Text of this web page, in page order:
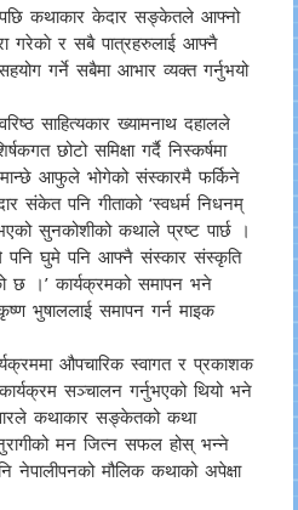
कथाकार केदार सङ्केतले आफ्नो
गरेकाे र सबै पात्रहरुलाई आफ्नै
गर्ने सबैमा आभार व्यक्त गर्नुभयो
साहित्यकार ख्यामनाथ दहालले
छोटो समिक्षा गर्दै निस्कर्षमा
आफुले भोगेको संस्कारमै फर्किने
संकेत पनि गीताको ‘स्वधर्म निधनम्
सुनकोशीको कथाले प्रष्ट पार्छ ।
पनि घुमे पनि आफ्नै संस्कार संस्कृति
छ ।’ कार्यक्रमको समापन भने
भुषाललाई समापन गर्न माइक
औपचारिक स्वागत र प्रकाशक
सञ्चालन गर्नुभएको थियो भने
कथाकार सङ्केतको कथा
मन जित्न सफल होस् भन्ने
नेपालीपनको मौलिक कथाको अपेक्षा